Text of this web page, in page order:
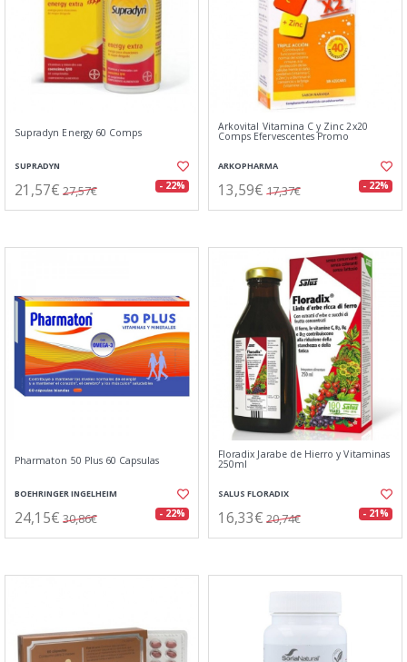
Supradyn Energy 60 Comps
SUPRADYN
21,57€ 27,57€ - 22%
Arkovital Vitamina C y Zinc 2x20
Comps Efervescentes Promo
ARKOPHARMA
13,59€ 17,37€ - 22%
Pharmaton 50 Plus 60 Capsulas
BOEHRINGER INGELHEIM
24,15€ 30,86€ - 22%
Floradix Jarabe de Hierro y Vitaminas
250ml
SALUS FLORADIX
16,33€ 20,74€ - 21%